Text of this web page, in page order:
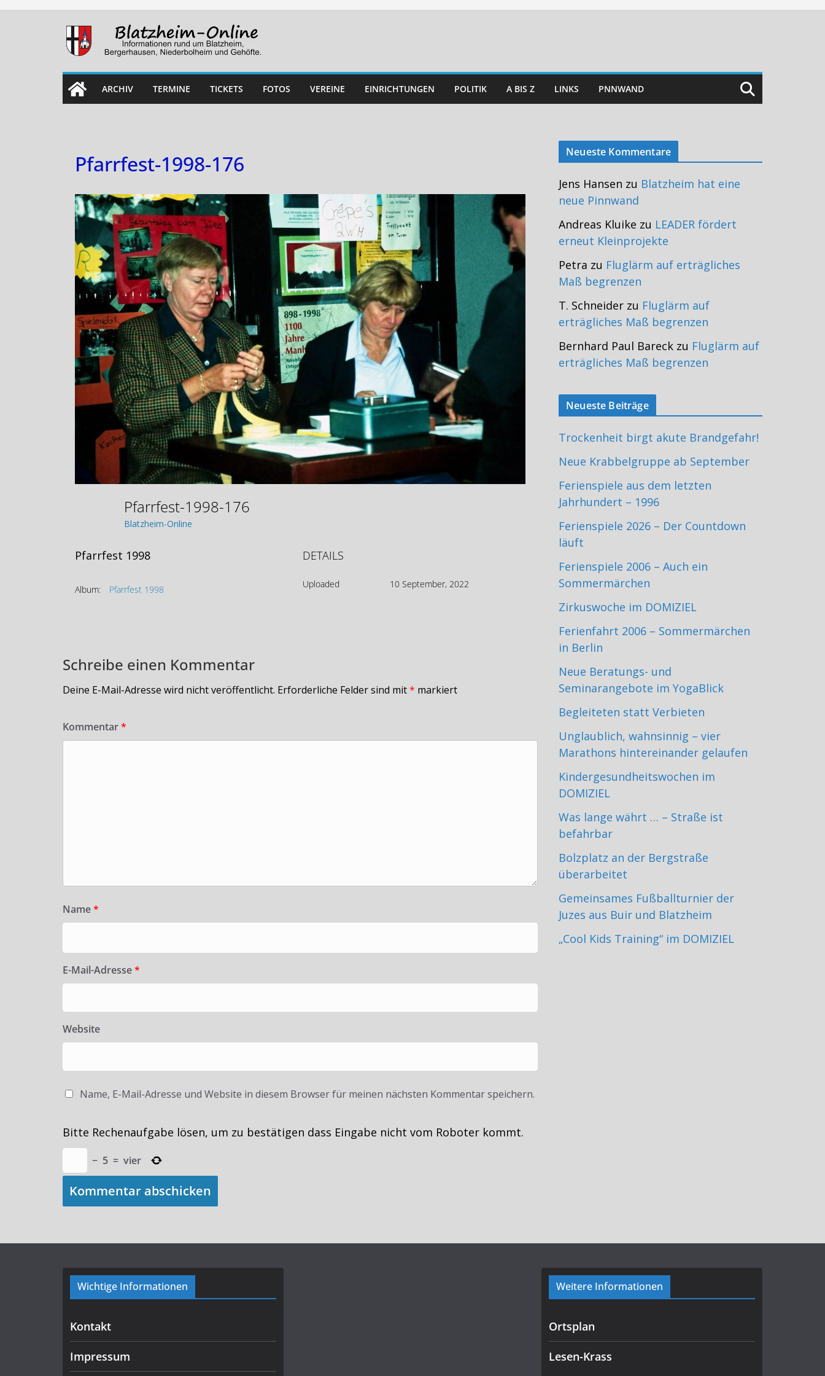
Skip
ARCHIV TERMINE TICKETS FOTOS VEREINE EINRICHTUNGEN POLITIK A BIS Z LINKS PNNWAND
Pfarrfest-1998-176
Pfarrfest-1998-176
Blatzheim-Online
Pfarrfest 1998
Album: Pfarrfest 1998
DETAILS
Uploaded 10 September, 2022
Schreibe einen Kommentar
Deine E-Mail-Adresse wird nicht veröffentlicht. Erforderliche Felder sind mit* markiert
Kommentar*
Name*
E-Mail-Adresse*
Website
Name, E-Mail-Adresse und Website in diesem Browser für meinen nächsten Kommentar speichern.
Bitte Rechenaufgabe lösen, um zu bestätigen dass Eingabe nicht vom Roboter kommt.
− 5 = vier
Neueste Kommentare
Jens Hansen zu Blatzheim hat eine
neue Pinnwand
Andreas Kluike zu LEADER fördert
erneut Kleinprojekte
Petra zu Fluglärm auf erträgliches
Maß begrenzen
T. Schneider zu Fluglärm auf
erträgliches Maß begrenzen
Bernhard Paul Bareck zu Fluglärm auf
erträgliches Maß begrenzen
Neueste Beiträge
Trockenheit birgt akute Brandgefahr!
Neue Krabbelgruppe ab September
Ferienspiele aus dem letzten
Jahrhundert – 1996
Ferienspiele 2026 – Der Countdown
läuft
Ferienspiele 2006 – Auch ein
Sommermärchen
Zirkuswoche im DOMIZIEL
Ferienfahrt 2006 – Sommermärchen
in Berlin
Neue Beratungs- und
Seminarangebote im YogaBlick
Begleiteten statt Verbieten
Unglaublich, wahnsinnig – vier
Marathons hintereinander gelaufen
Kindergesundheitswochen im
DOMIZIEL
Was lange währt … – Straße ist
befahrbar
Bolzplatz an der Bergstraße
überarbeitet
Gemeinsames Fußballturnier der
Juzes aus Buir und Blatzheim
„Cool Kids Training“ im DOMIZIEL
Wichtige Informationen
Kontakt
Impressum
Weitere Informationen
Ortsplan
Lesen-Krass